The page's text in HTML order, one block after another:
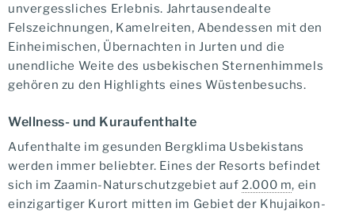
unvergessliches Erlebnis. Jahrtausendealte
Felszeichnungen, Kamelreiten, Abendessen mit den
Einheimischen, Übernachten in Jurten und die
unendliche Weite des usbekischen Sternenhimmels
gehören zu den Highlights eines Wüstenbesuchs.
Wellness- und Kuraufenthalte
Aufenthalte im gesunden Bergklima Usbekistans
werden immer beliebter. Eines der Resorts befindet
sich im Zaamin-Naturschutzgebiet auf2.000 m, ein
einzigartiger Kurort mitten im Gebiet der Khujaikon-